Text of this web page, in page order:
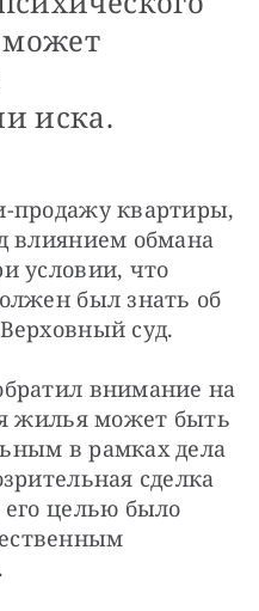
может
иска.
продажу квартиры,
влиянием обмана
условии, что
был знать об
суд.
внимание на
жилья может быть
в рамках дела
сделка
целью было